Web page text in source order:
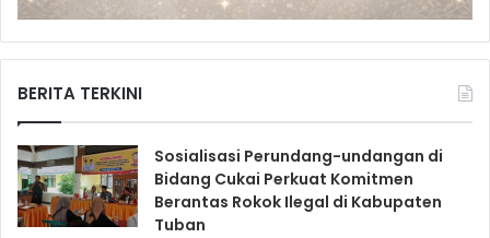
BERITA TERKINI
Sosialisasi Perundang-undangan di
Bidang Cukai Perkuat Komitmen
Berantas Rokok Ilegal di Kabupaten
Tuban